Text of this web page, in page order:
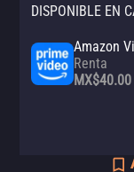
DISPONIBLE EN
Amazon
Renta
MX$40.00
Apple TV
Claro